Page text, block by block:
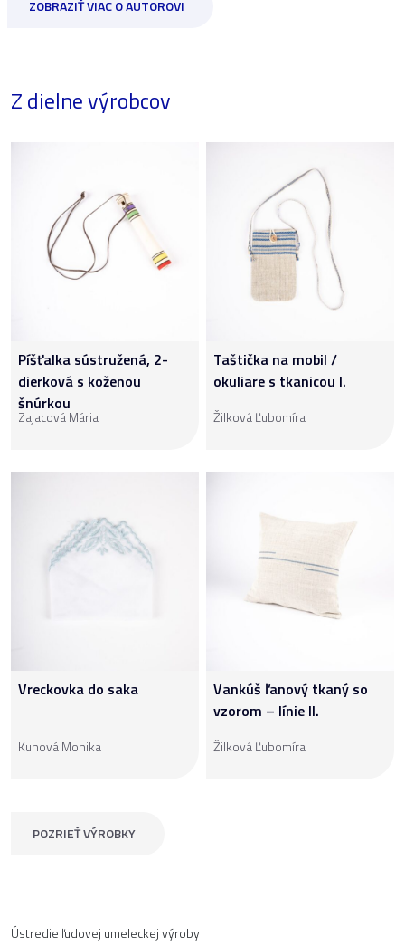
ZOBRAZIŤ VIAC O AUTOROVI
Z dielne výrobcov
Píšťalka sústružená, 2-
dierková s koženou
šnúrkou
Zajacová Mária
Taštička na mobil /
okuliare s tkanicou I.
Žilková Ľubomíra
Vreckovka do saka
Kunová Monika
Vankúš ľanový tkaný so
vzorom – línie II.
Žilková Ľubomíra
POZRIEŤ VÝROBKY
Ústredie ľudovej umeleckej výroby